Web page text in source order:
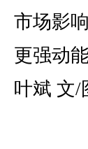
市场影
更强动
叶斌 文/